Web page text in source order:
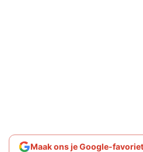
Maak ons je Google-favoriet